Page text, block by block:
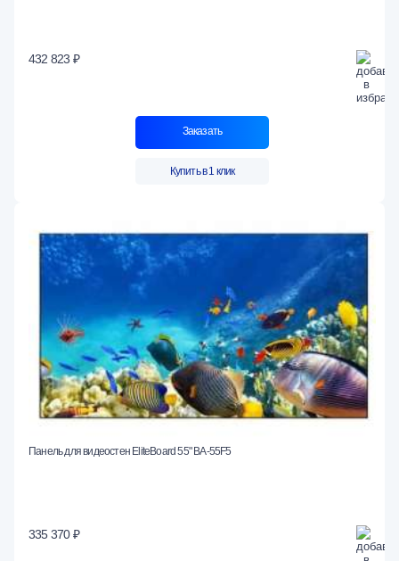
432 823 ₽
Заказать
Купить в 1 клик
Панель для видеостен EliteBoard 55" BA-55F5
335 370 ₽